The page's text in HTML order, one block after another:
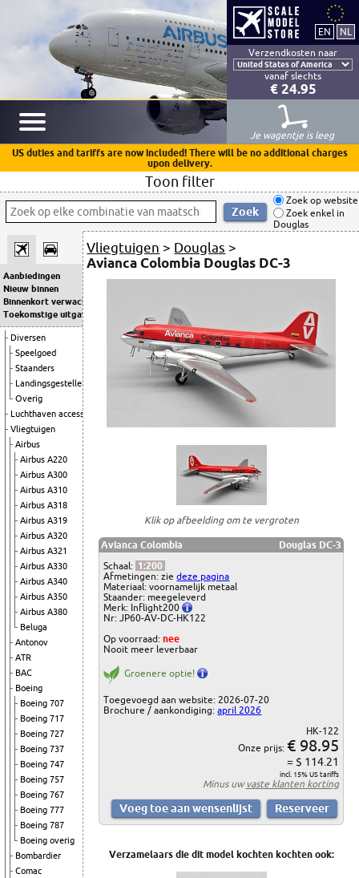
Verzendkosten naar
vanaf slechts
€ 24.95
Je wagentje is leeg
US duties and tariffs are now included! There will be no additional charges
upon delivery.
Toon filter
Zoek op website
Zoek enkel in
Douglas
Aanbiedingen
Nieuw binnen
Binnenkort verwacht
Toekomstige uitgaven
Diversen
Speelgoed
Staanders
Landingsgestellen
Overig
Luchthaven accessoires
Vliegtuigen
Airbus
Airbus A220
Airbus A300
Airbus A310
Airbus A318
Airbus A319
Airbus A320
Airbus A321
Airbus A330
Airbus A340
Airbus A350
Airbus A380
Beluga
Antonov
ATR
BAC
Boeing
Boeing 707
Boeing 717
Boeing 727
Boeing 737
Boeing 747
Boeing 757
Boeing 767
Boeing 777
Boeing 787
Boeing overig
Bombardier
Comac
Vliegtuigen > Douglas >
Avianca Colombia Douglas DC-3
Klik op afbeelding om te vergroten
Avianca Colombia
Douglas DC-3
Schaal: 1:200
Afmetingen: ziedeze pagina
Materiaal: voornamelijk metaal
Staander: meegeleverd
Merk: Inflight200
Nr: JP60-AV-DC-HK122
Op voorraad:nee
Nooit meer leverbaar
Groenere optie!
Toegevoegd aan website: 2026-07-20
Brochure / aankondiging:april 2026
HK-122
Onze prijs: € 98.95
= $ 114.21
incl. 15% US tariffs
Minus uwvaste klanten korting
Verzamelaars die dit model kochten kochten ook: